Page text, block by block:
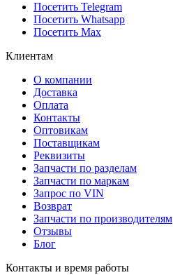
Посетить Telegram
Посетить Whatsapp
Посетить Max
Клиентам
О компании
Доставка
Оплата
Контакты
Оптовикам
Поставщикам
Реквизиты
Запчасти по разделам
Запчасти по маркам
Запрос по VIN
Возврат
Запчасти по производителям
Отзывы
Блог
Контакты и время работы